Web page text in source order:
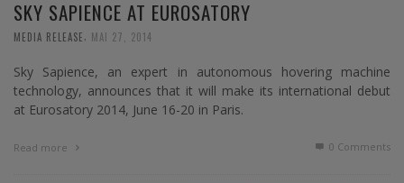
SKY SAPIENCE AT EUROSATORY
MEDIA RELEASE MAI 27, 2014
Sky Sapience, an expert in autonomous hovering machine
technology, announces that it will make its international debut
at Eurosatory 2014, June 16-20 in Paris.
Read more 0 Comments